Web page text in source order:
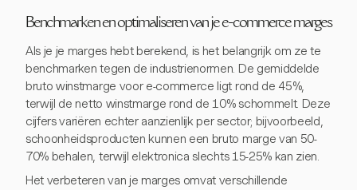
Benchmarken en optimaliseren van je e-commerce marges
Als je je marges hebt berekend, is het belangrijk om ze te
benchmarken tegen de industrienormen. De gemiddelde
bruto winstmarge voor e-commerce ligt rond de 45%,
terwijl de netto winstmarge rond de 10% schommelt. Deze
cijfers variëren echter aanzienlijk per sector; bijvoorbeeld,
schoonheidsproducten kunnen een bruto marge van 50-
70% behalen, terwijl elektronica slechts 15-25% kan zien.
Het verbeteren van je marges omvat verschillende